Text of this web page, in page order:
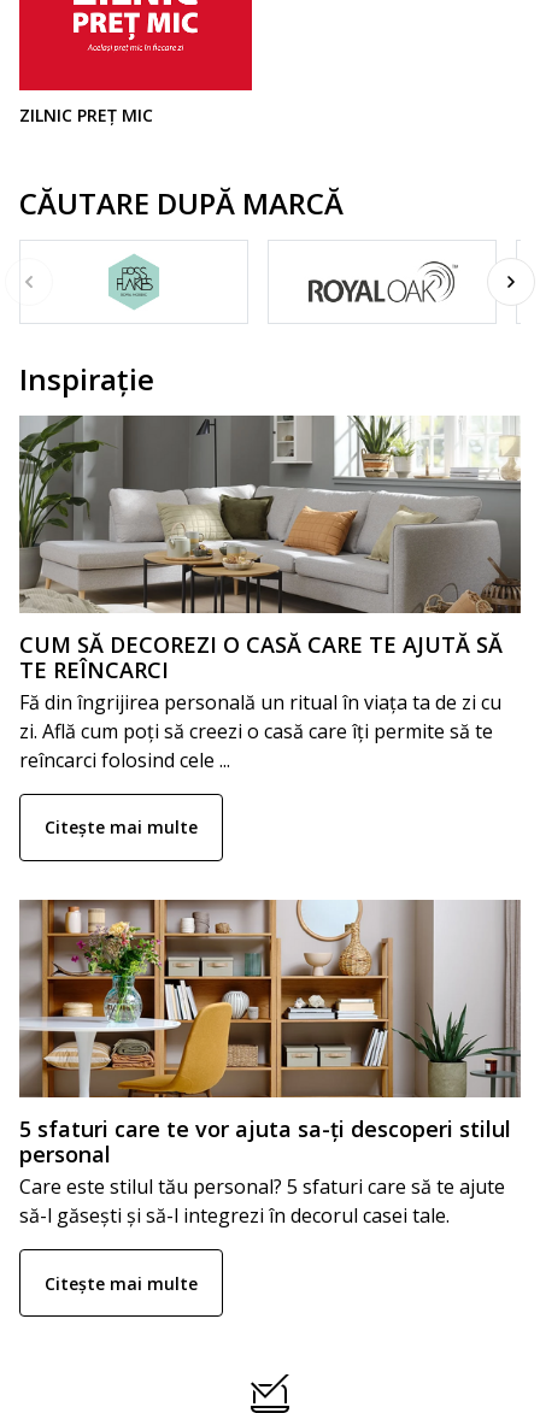
ZILNIC PREȚ MIC
CĂUTARE DUPĂ MARCĂ
Inspirație
CUM SĂ DECOREZI O CASĂ CARE TE AJUTĂ SĂ
TE REÎNCARCI
Fă din îngrijirea personală un ritual în viața ta de zi cu
zi. Află cum poți să creezi o casă care îți permite să te
reîncarci folosind cele ...
Citește mai multe
5 sfaturi care te vor ajuta sa-ți descoperi stilul
personal
Care este stilul tău personal? 5 sfaturi care să te ajute
să-l găsești și să-l integrezi în decorul casei tale.
Citește mai multe